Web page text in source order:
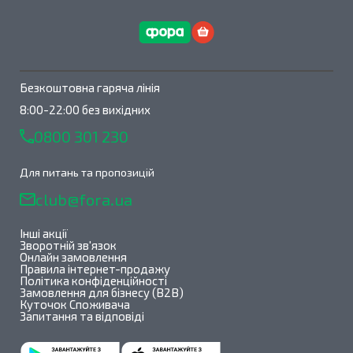
Безкоштовна гаряча лінія
8:00-22:00 без вихідних
0800 301 230
Для питань та пропозицій
club@fora.ua
Інші акції
Зворотній зв'язок
Онлайн замовлення
Правила інтернет-продажу
Політика конфіденційності
Замовлення для бізнесу (B2B)
Куточок Споживача
Запитання та відповіді